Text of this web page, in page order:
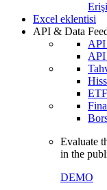
Excel eklentisi
API & Data
API
Evaluate
in the
DEMO